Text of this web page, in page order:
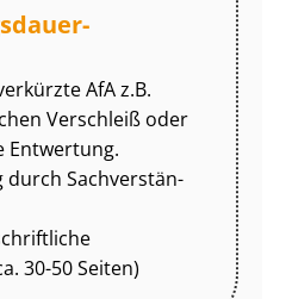
AfA z.B.
Verschleiß oder
Entwertung.
durch Sach­ver­stän­
30-50 Seiten)